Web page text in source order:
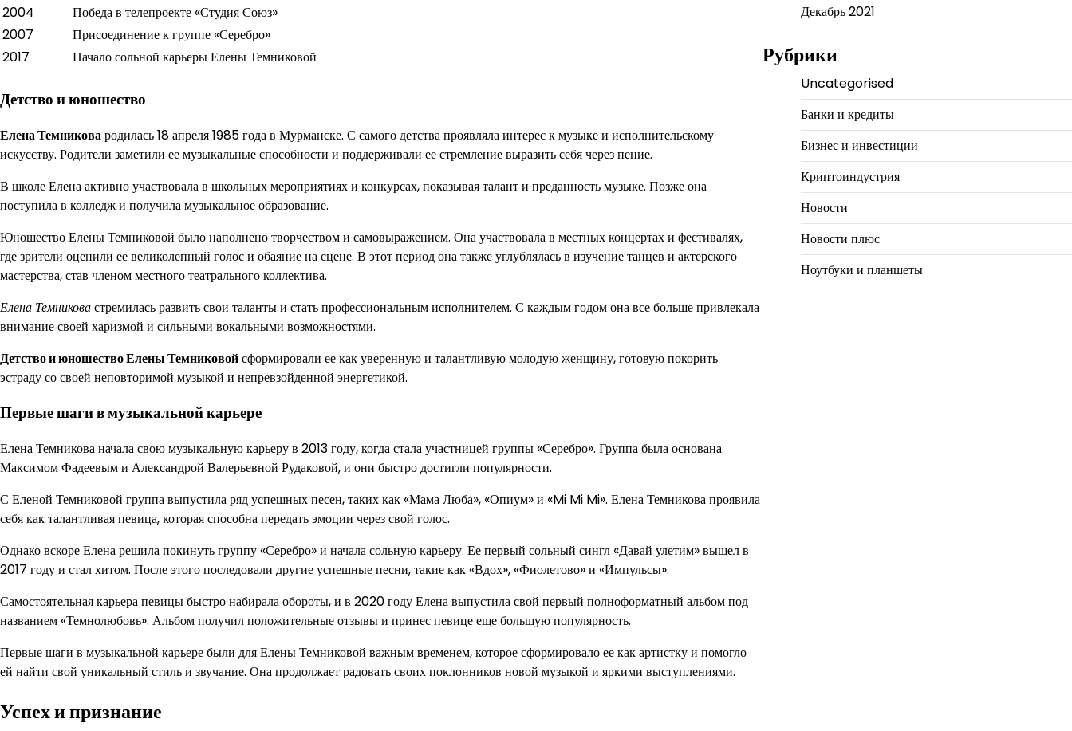
2004
Победа в телепроекте «Студия Союз»
2007
Присоединение к группе «Серебро»
2017
Начало сольной карьеры Елены Темниковой
Детство и юношество
Елена Темниковародилась 18 апреля 1985 года в Мурманске. С самого детства проявляла интерес к музыке и исполнительскому
искусству. Родители заметили ее музыкальные способности и поддерживали ее стремление выразить себя через пение.
В школе Елена активно участвовала в школьных мероприятиях и конкурсах, показывая талант и преданность музыке. Позже она
поступила в колледж и получила музыкальное образование.
Юношество Елены Темниковой было наполнено творчеством и самовыражением. Она участвовала в местных концертах и фестивалях,
где зрители оценили ее великолепный голос и обаяние на сцене. В этот период она также углублялась в изучение танцев и актерского
мастерства, став членом местного театрального коллектива.
Елена Темниковастремилась развить свои таланты и стать профессиональным исполнителем. С каждым годом она все больше привлекала
внимание своей харизмой и сильными вокальными возможностями.
Детство и юношество Елены Темниковойсформировали ее как уверенную и талантливую молодую женщину, готовую покорить
эстраду со своей неповторимой музыкой и непревзойденной энергетикой.
Первые шаги в музыкальной карьере
Елена Темникова начала свою музыкальную карьеру в 2013 году, когда стала участницей группы «Серебро». Группа была основана
Максимом Фадеевым и Александрой Валерьевной Рудаковой, и они быстро достигли популярности.
С Еленой Темниковой группа выпустила ряд успешных песен, таких как «Мама Люба», «Опиум» и «Mi Mi Mi». Елена Темникова проявила
себя как талантливая певица, которая способна передать эмоции через свой голос.
Однако вскоре Елена решила покинуть группу «Серебро» и начала сольную карьеру. Ее первый сольный сингл «Давай улетим» вышел в
2017 году и стал хитом. После этого последовали другие успешные песни, такие как «Вдох», «Фиолетово» и «Импульсы».
Самостоятельная карьера певицы быстро набирала обороты, и в 2020 году Елена выпустила свой первый полноформатный альбом под
названием «Темнолюбовь». Альбом получил положительные отзывы и принес певице еще большую популярность.
Первые шаги в музыкальной карьере были для Елены Темниковой важным временем, которое сформировало ее как артистку и помогло
ей найти свой уникальный стиль и звучание. Она продолжает радовать своих поклонников новой музыкой и яркими выступлениями.
Успех и признание
Декабрь 2021
Рубрики
Uncategorised
Банки и кредиты
Бизнес и инвестиции
Криптоиндустрия
Новости
Новости плюс
Ноутбуки и планшеты